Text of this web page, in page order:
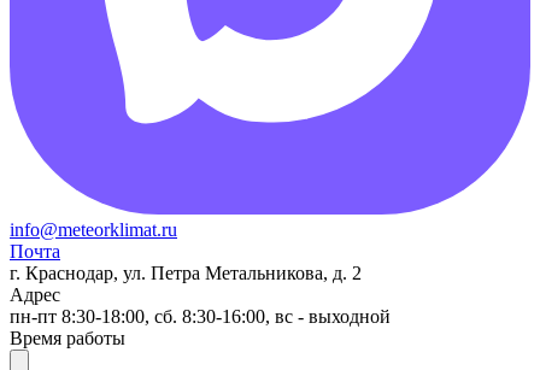
info@meteorklimat.ru
Почта
г. Краснодар, ул. Петра Метальникова, д. 2
Адрес
пн-пт 8:30-18:00, сб. 8:30-16:00, вс - выходной
Время работы